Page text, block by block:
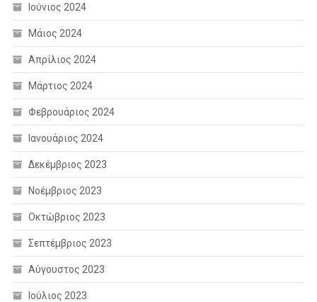
Ιούνιος 2024
Μάιος 2024
Απρίλιος 2024
Μάρτιος 2024
Φεβρουάριος 2024
Ιανουάριος 2024
Δεκέμβριος 2023
Νοέμβριος 2023
Οκτώβριος 2023
Σεπτέμβριος 2023
Αύγουστος 2023
Ιούλιος 2023